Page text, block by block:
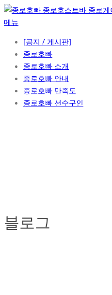
콘
텐
메뉴
[공지 / 게시판]
종로호빠
종로호빠 소개
종로호빠 안내
종로호빠 만족도
종로호빠 선수구인
블로그